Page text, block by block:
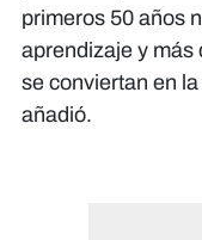
primeros 50 años
aprendizaje y más
se conviertan en
añadió.